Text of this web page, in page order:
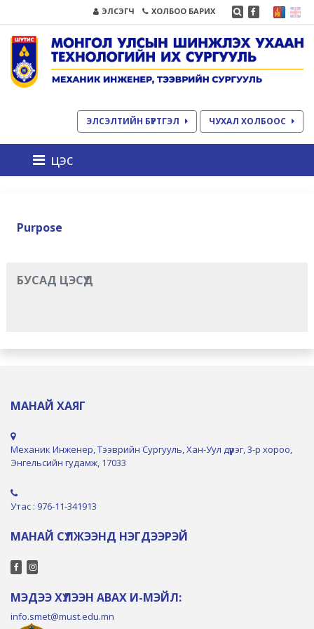
ЭЛСЭГЧ ХОЛБОО БАРИХ
ЭЛСЭЛТИЙН БҮРТГЭЛ ЧУХАЛ ХОЛБООС
цэс
Purpose
БУСАД ЦЭСҮҮД
МАНАЙ ХАЯГ
Механик Инженер, Тээврийн Сургууль, Хан-Уул дүүрэг, 3-р хороо,
Энгельсийн гудамж, 17033
Утас : 976-11-341913
МАНАЙ СҮЛЖЭЭНД НЭГДЭЭРЭЙ
МЭДЭЭ ХҮЛЭЭН АВАХ И-МЭЙЛ:
info.smet@must.edu.mn